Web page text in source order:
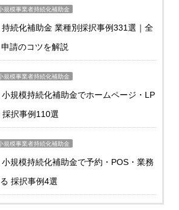
規模事業者持続化補助金
持続化補助金 業種別採択事例331選｜全
請のコツを解説
規模事業者持続化補助金
小規模持続化補助金でホームページ・LP
択事例110選
規模事業者持続化補助金
小規模持続化補助金で予約・POS・業務
採択事例4選